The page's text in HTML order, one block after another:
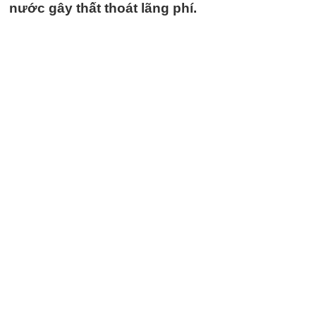
nước gây thất thoát lãng phí.